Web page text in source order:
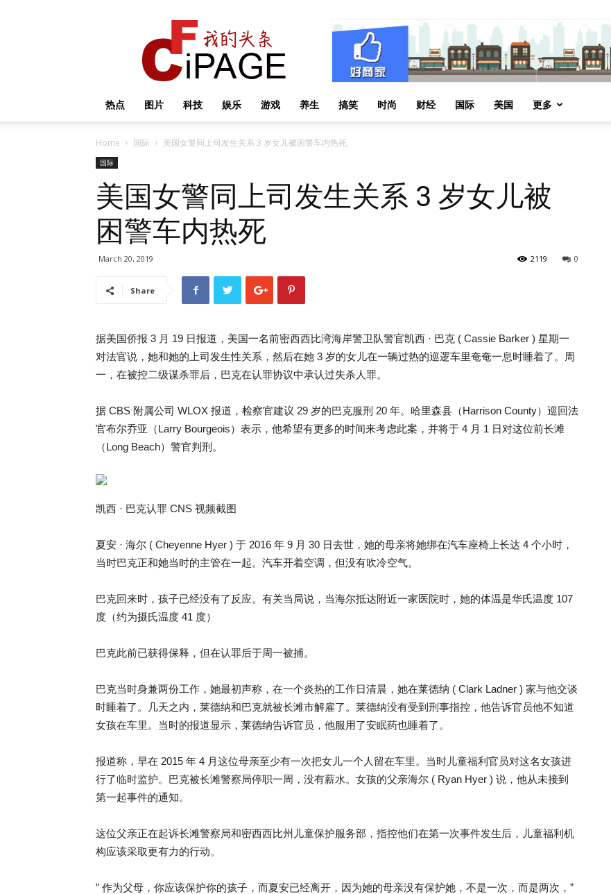
热点 图片 科技 娱乐 游戏 养生 搞笑 时尚 财经 国际 美国 更多
Home 国际 美国女警同上司发生关系 3 岁女儿被困警车内热死
国际
美国女警同上司发生关系 3 岁女儿被
困警车内热死
March 20, 2019 0
2119
Share
据美国侨报 3 月 19 日报道，美国一名前密西西比湾海岸警卫队警官凯西 · 巴克 ( Cassie Barker ) 星期一
对法官说，她和她的上司发生性关系，然后在她 3 岁的女儿在一辆过热的巡逻车里奄奄一息时睡着了。周
一，在被控二级谋杀罪后，巴克在认罪协议中承认过失杀人罪。
据 CBS 附属公司 WLOX 报道，检察官建议 29 岁的巴克服刑 20 年。哈里森县（Harrison County）巡回法
官布尔乔亚（Larry Bourgeois）表示，他希望有更多的时间来考虑此案，并将于 4 月 1 日对这位前长滩
（Long Beach）警官判刑。
凯西 · 巴克认罪 CNS 视频截图
夏安 · 海尔 ( Cheyenne Hyer ) 于 2016 年 9 月 30 日去世，她的母亲将她绑在汽车座椅上长达 4 个小时，
当时巴克正和她当时的主管在一起。汽车开着空调，但没有吹冷空气。
巴克回来时，孩子已经没有了反应。有关当局说，当海尔抵达附近一家医院时，她的体温是华氏温度 107
度（约为摄氏温度 41 度）
巴克此前已获得保释，但在认罪后于周一被捕。
巴克当时身兼两份工作，她最初声称，在一个炎热的工作日清晨，她在莱德纳 ( Clark Ladner ) 家与他交谈
时睡着了。几天之内，莱德纳和巴克就被长滩市解雇了。莱德纳没有受到刑事指控，他告诉官员他不知道
女孩在车里。当时的报道显示，莱德纳告诉官员，他服用了安眠药也睡着了。
报道称，早在 2015 年 4 月这位母亲至少有一次把女儿一个人留在车里。当时儿童福利官员对这名女孩进
行了临时监护。巴克被长滩警察局停职一周，没有薪水。女孩的父亲海尔 ( Ryan Hyer ) 说，他从未接到
第一起事件的通知。
这位父亲正在起诉长滩警察局和密西西比州儿童保护服务部，指控他们在第一次事件发生后，儿童福利机
构应该采取更有力的行动。
” 作为父母，你应该保护你的孩子，而夏安已经离开，因为她的母亲没有保护她，不是一次，而是两次，”